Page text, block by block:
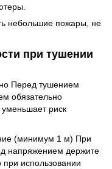
небольшие пожары, не
при тушении
Перед тушением
обязательно
риск
(минимум 1 м) При
напряжением держите
использовании